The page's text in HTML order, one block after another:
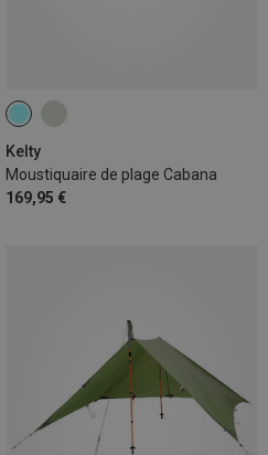
Kelty
Moustiquaire de plage Cabana
169,95 €